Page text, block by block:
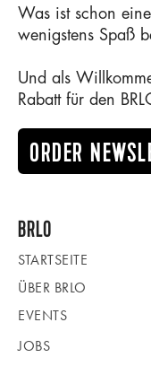
Was ist schon
wenigstens Spaß
Und als
Rabatt für den
ORDER
BRLO
STARTSEITE
ÜBER BRLO
EVENTS
JOBS